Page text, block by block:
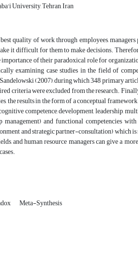
University, Tehran, Iran
quality of work through employees,
it difficult for them to make decisions.
of their paradoxical role for
examining case studies in the field of
(2007), during which 348 primary
criteria were excluded from the research.
the results in the form of a conceptual
competence, development, leadership,
management) and functional competencies
and strategic partner-consultation) which
and human resource managers can give a
Meta-Synthesis